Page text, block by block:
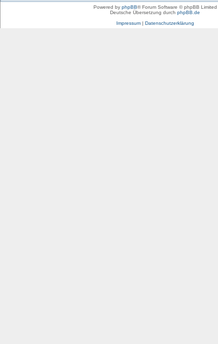
Powered by phpBB® Forum Software © phpBB Limited
Deutsche Übersetzung durch phpBB.de
Impressum| Datenschutzerklärung